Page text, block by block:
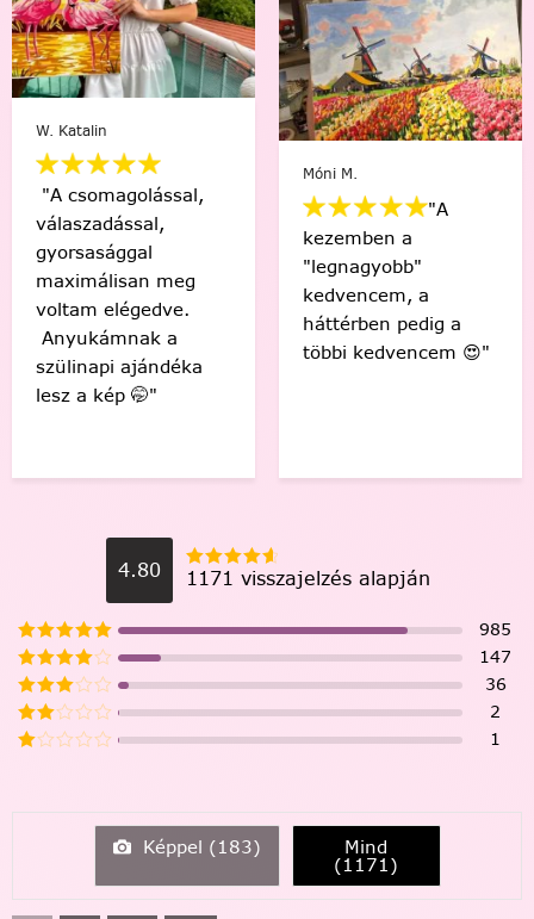
Móni M.
"A
kezemben a
"legnagyobb"
kedvencem, a
háttérben pedig a
többi kedvencem 😍"
"Sziasztok! Elkészült
az első! Csodás
érzés, hogy én
készítettem ezt a
gyönyörű képet! 🤩
4.80 1171 visszajelzés alapján
985
147
36
2
1
Képpel (183) Mind
(1171)